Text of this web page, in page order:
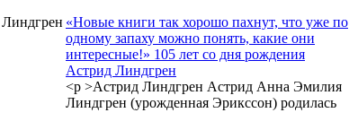
«Новые книги так хорошо пахнут, что уже по
одному запаху можно понять, какие они
интересные!» 105 лет со дня рождения
Астрид Линдгрен
<p >Астрид Линдгрен Астрид Анна Эмилия
Линдгрен (урожденная Эрикссон) родилась